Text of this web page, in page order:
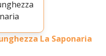
La Saponaria